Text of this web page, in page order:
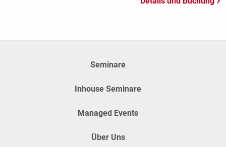
Seminare
Inhouse Seminare
Managed Events
Über Uns